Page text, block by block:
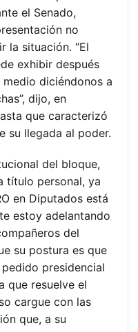
el Senado,
no
la situación. “El
exhibir después
diciéndonos a
dijo, en
que caracterizó
su llegada al poder.
del bloque,
título personal, ya
en Diputados está
estoy adelantando
del
su postura es que
presidencial
que resuelve el
cargue con las
que, a su